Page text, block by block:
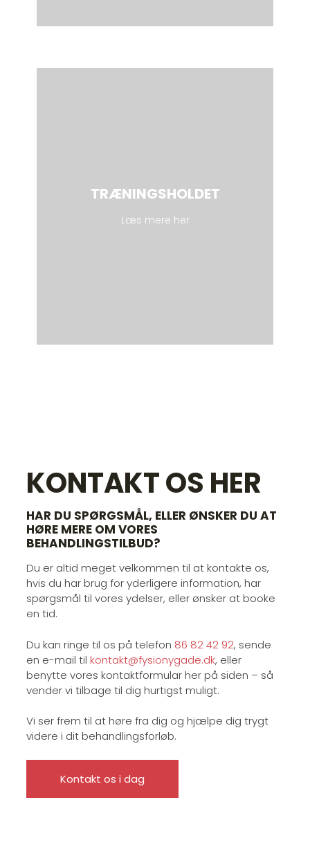
TRÆNINGSHOLDET
Læs mere her
KONTAKT OS HER
HAR DU SPØRGSMÅL, ELLER ØNSKER DU AT
HØRE MERE OM VORES
BEHANDLINGSTILBUD?
Du er altid meget velkommen til at kontakte os,
hvis du har brug for yderligere information, har
spørgsmål til vores ydelser, eller ønsker at booke
en tid.
Du kan ringe til os på telefon 86 82 42 92, sende
en e-mail til kontakt@fysionygade.dk, eller
benytte vores kontaktformular her på siden – så
vender vi tilbage til dig hurtigst muligt.
Vi ser frem til at høre fra dig og hjælpe dig trygt
videre i dit behandlingsforløb.
Kontakt os i dag